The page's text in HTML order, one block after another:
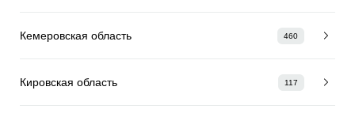
Кемеровская область 460
Кировская область 117